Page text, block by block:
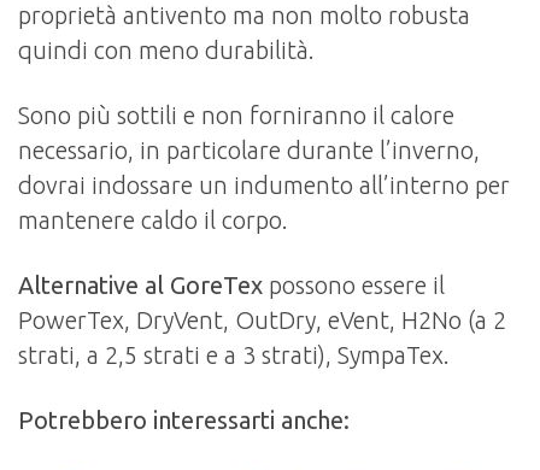
proprietà antivento ma non molto robusta
quindi con meno durabilità.
Sono più sottili e non forniranno il calore
necessario, in particolare durante l’inverno,
dovrai indossare un indumento all’interno per
mantenere caldo il corpo.
Alternative al GoreTex possono essere il
PowerTex, DryVent, OutDry, eVent, H2No (a 2
strati, a 2,5 strati e a 3 strati), SympaTex.
Potrebbero interessarti anche: